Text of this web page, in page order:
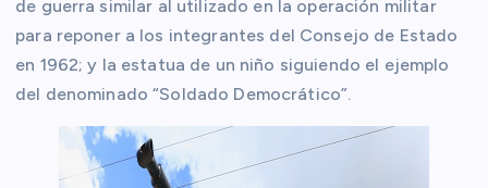
de guerra similar al utilizado en la operación militar
para reponer a los integrantes del Consejo de Estado
en 1962; y la estatua de un niño siguiendo el ejemplo
del denominado “Soldado Democrático”.